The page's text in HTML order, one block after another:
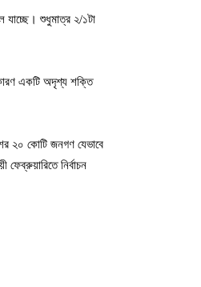
শুধুমাত্র ২/১টা
একটি অদৃশ্য শক্তি
২০ কোটি জনগণ যেভাবে
নির্বাচন